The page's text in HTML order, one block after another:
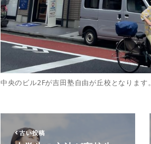
中央のビル2Fが吉田塾自由が丘校となります。
古い投稿